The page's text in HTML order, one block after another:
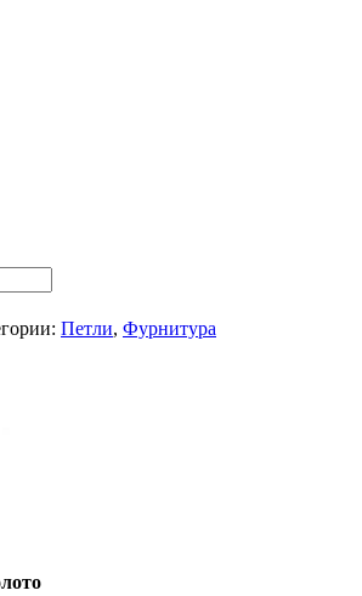
Петли, Фурнитура